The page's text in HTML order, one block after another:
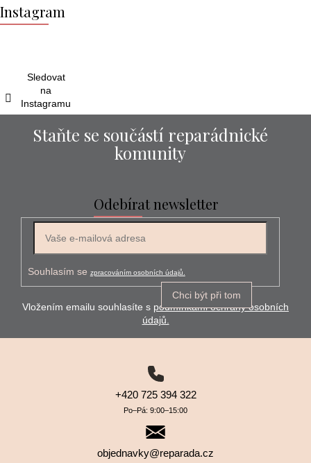
á
p
Instagram
Sledovat
na
Instagramu
Staňte se součástí reparádnické
komunity
Odebírat newsletter
Souhlasím se zpracováním osobních údajů.
Chci být při tom
Vložením emailu souhlasíte s podmínkami ochrany osobních
údajů.
+420 725 394 322
Po–⁠⁠⁠⁠⁠⁠Pá: 9:00–⁠⁠⁠⁠⁠⁠15:00
objednavky@reparada.cz